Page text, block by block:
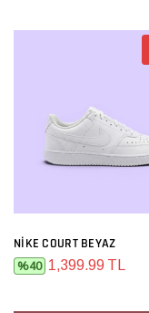
NIKE COURT BEYAZ
%40 1,399.99 TL